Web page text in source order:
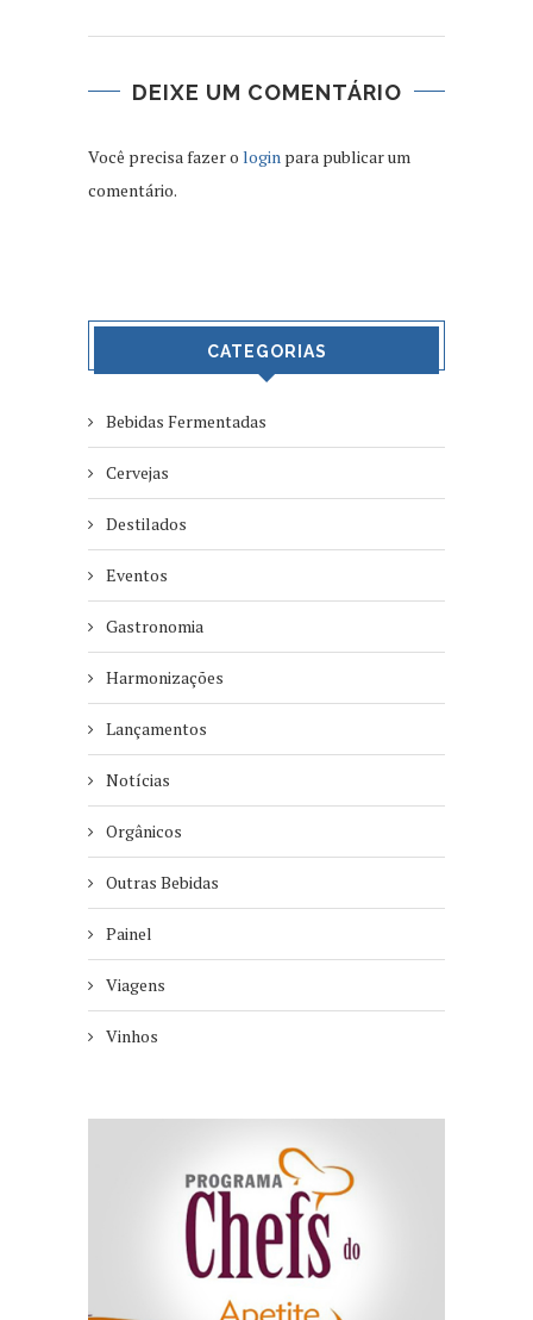
DEIXE UM COMENTÁRIO
Você precisa fazer o login para publicar um
comentário.
CATEGORIAS
Bebidas Fermentadas
Cervejas
Destilados
Eventos
Gastronomia
Harmonizações
Lançamentos
Notícias
Orgânicos
Outras Bebidas
Painel
Viagens
Vinhos